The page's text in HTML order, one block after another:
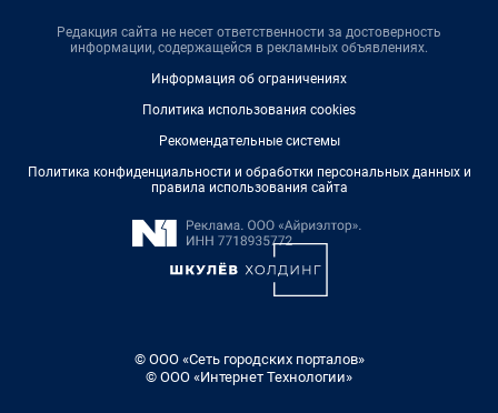
Редакция сайта не несет ответственности за достоверность
информации, содержащейся в рекламных объявлениях.
Информация об ограничениях
Политика использования cookies
Рекомендательные системы
Политика конфиденциальности и обработки персональных данных и
правила использования сайта
© ООО «Сеть городских порталов»
© ООО «Интернет Технологии»